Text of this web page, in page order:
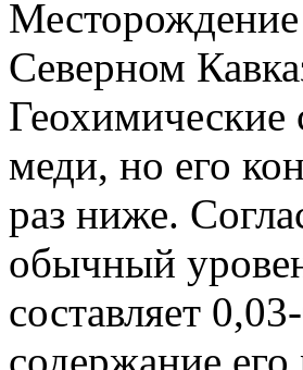
Северном
Геохимические
меди, но его
раз ниже.
обычный
составляет
содержание